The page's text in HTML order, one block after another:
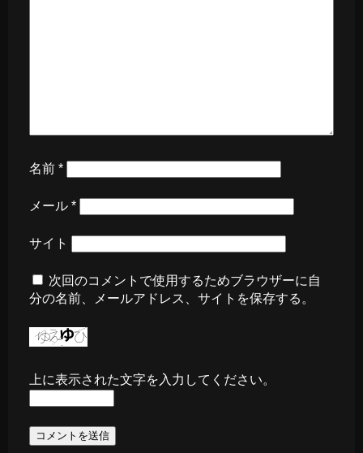
名前 *
メール *
サイト
次回のコメントで使用するためブラウザーに自
分の名前、メールアドレス、サイトを保存する。
上に表示された文字を入力してください。